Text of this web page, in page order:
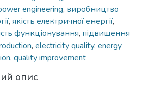
engineering, виробництво
, якість електричної енергії,
функціонування, підвищення
, electricity quality, energy
, quality improvement
опис